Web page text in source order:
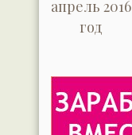
апрель 2016
год